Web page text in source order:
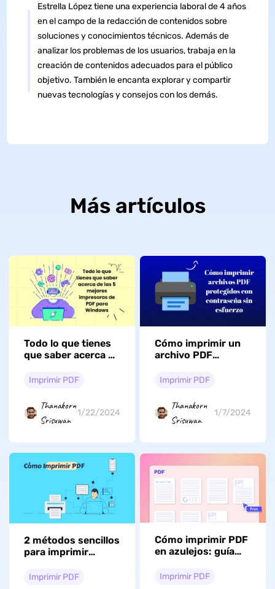
Estrella López tiene una experiencia laboral de 4 años
en el campo de la redacción de contenidos sobre
soluciones y conocimientos técnicos. Además de
analizar los problemas de los usuarios, trabaja en la
creación de contenidos adecuados para el público
objetivo. También le encanta explorar y compartir
nuevas tecnologías y consejos con los demás.
Más artículos
Todo lo que tienes
que saber acerca de
impresoras de PDF
Imprimir PDF
Thanakorn
Srisuwan
1/22/2024
Cómo imprimir un
archivo PDF
bloqueado
Imprimir PDF
Thanakorn
Srisuwan
1/7/2024
2 métodos sencillos
para imprimir
Imprimir PDF
Cómo imprimir PDF
en azulejos: guía
impresión en
Imprimir PDF